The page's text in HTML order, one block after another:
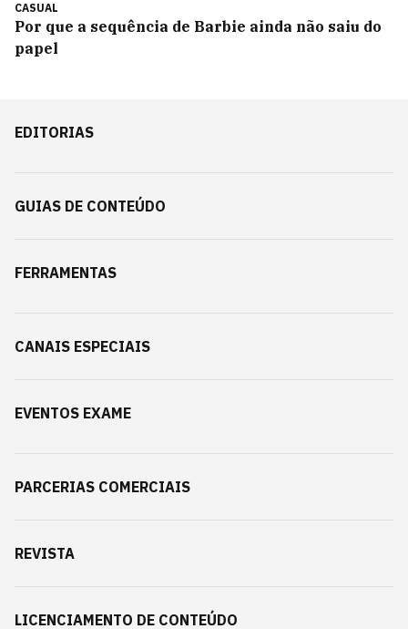
CASUAL
Por que a sequência de Barbie ainda não saiu do
papel
EDITORIAS
GUIAS DE CONTEÚDO
FERRAMENTAS
CANAIS ESPECIAIS
EVENTOS EXAME
PARCERIAS COMERCIAIS
REVISTA
LICENCIAMENTO DE CONTEÚDO